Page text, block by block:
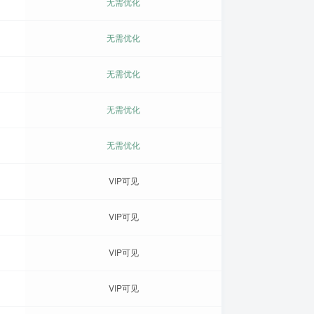
无需优化
无需优化
无需优化
无需优化
VIP可见
VIP可见
VIP可见
VIP可见